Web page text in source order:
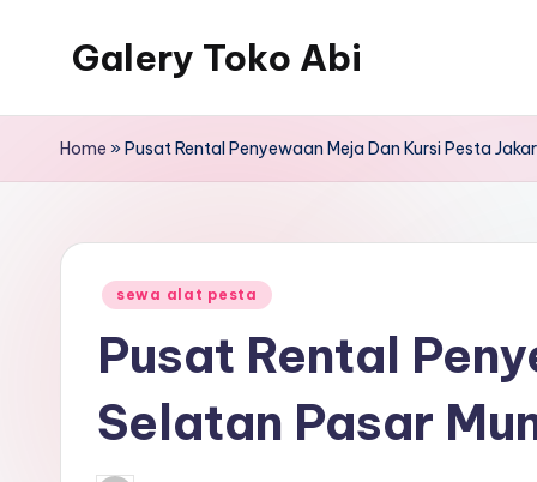
Galery Toko Abi
Home »Pusat Rental Penyewaan Meja Dan Kursi Pesta
Posted
sewa alat pesta
Pusat Rental
Selatan Pasar